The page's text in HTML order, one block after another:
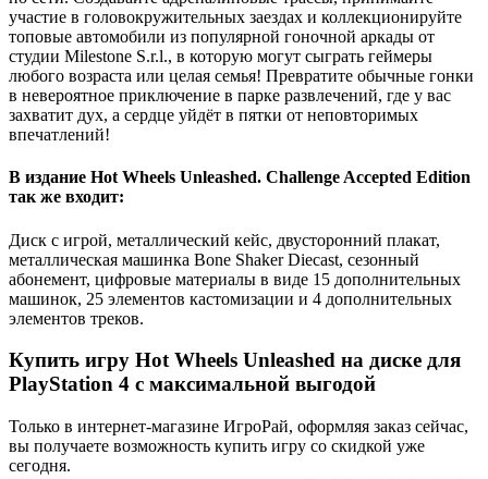
участие в головокружительных заездах и коллекционируйте
топовые автомобили из популярной гоночной аркады от
студии Milestone S.r.l., в которую могут сыграть геймеры
любого возраста или целая семья! Превратите обычные гонки
в невероятное приключение в парке развлечений, где у вас
захватит дух, а сердце уйдёт в пятки от неповторимых
впечатлений!
В издание Hot Wheels Unleashed. Challenge Accepted Edition
так же входит:
Диск с игрой, металлический кейс, двусторонний плакат,
металлическая машинка Bone Shaker Diecast, сезонный
абонемент, цифровые материалы в виде 15 дополнительных
машинок, 25 элементов кастомизации и 4 дополнительных
элементов треков.
Купить игру Hot Wheels Unleashed на диске для
PlayStation 4 с максимальной выгодой
Только в интернет-магазине ИгроРай, оформляя заказ сейчас,
вы получаете возможность купить игру со скидкой уже
сегодня.